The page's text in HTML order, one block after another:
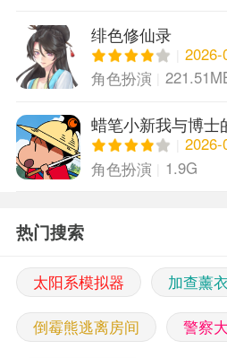
绯色修仙录
2026-
角色扮演
蜡笔小新我与博士
2026-
角色扮演
1.9G
热门搜索
太阳系模拟器 加查薰
倒霉熊逃离房间 警察